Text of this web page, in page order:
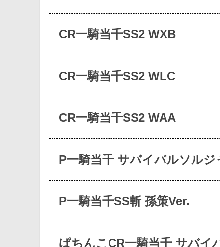
CR一騎当千SS2 WXB
CR一騎当千SS2 WLC
CR一騎当千SS2 WAA
P一騎当千 サバイバルソル
P一騎当千SS斬 孫策Ver.
ぱちんこCR一騎当千 サバ